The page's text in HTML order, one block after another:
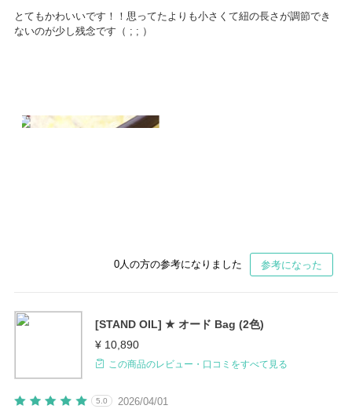
とてもかわいいです！！思ってたよりも小さくて紐の長さが調節でき
ないのが少し残念です（ ; ; ）
0人の方の参考になりました 参考になった
[STAND OIL] ★ オード Bag (2色)
¥ 10,890
この商品のレビュー・口コミをすべて見る
2026/04/01
5.0